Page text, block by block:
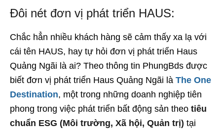
Đôi nét đơn vị phát triển HAUS:
Chắc hẳn nhiều khách hàng sẽ cảm thấy xa lạ với
cái tên HAUS, hay tự hỏi đơn vị phát triển Haus
Quảng Ngãi là ai? Theo thông tin PhungBds được
biết đơn vị phát triển Haus Quảng Ngãi là The One
Destination, một trong những doanh nghiệp tiên
phong trong việc phát triển bất động sản theo tiêu
chuẩn ESG (Môi trường, Xã hội, Quản trị) tại